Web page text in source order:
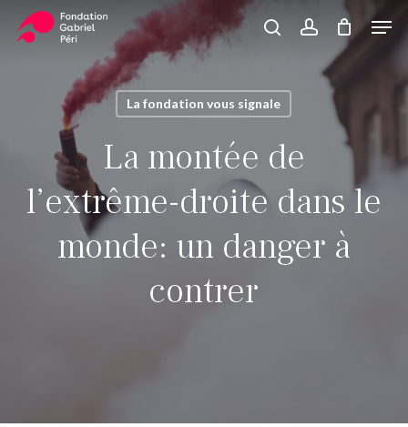
searchaccount
Panier Close
Cart
La fondation vous signale
La montée de
l’extrême-droite dans le
monde: un danger à
contrer